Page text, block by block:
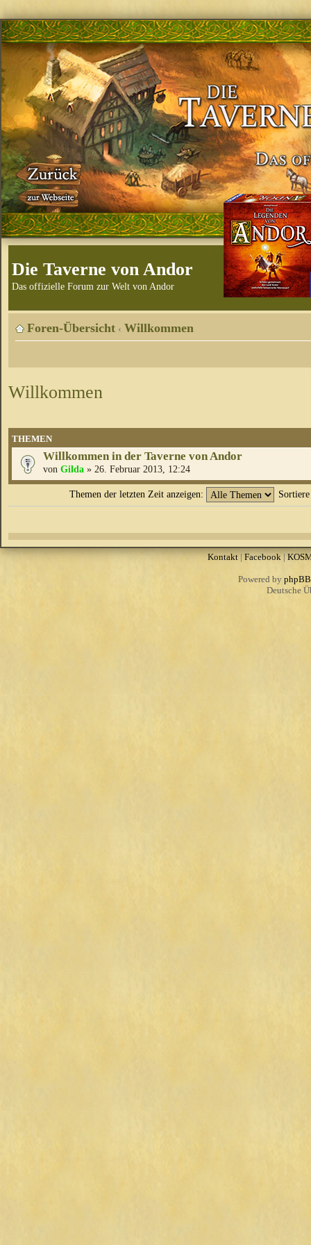
Die Taverne von Andor
Das offizielle Forum zur Welt von Andor
Foren-Übersicht ‹ Willkommen
Willkommen
THEMEN
Willkommen in der Taverne von Andor
von Gilda » 26. Februar 2013, 12:24
Themen der letzten Zeit anzeigen:
Kontakt|Facebook|
Powered by phpBB
Deutsche